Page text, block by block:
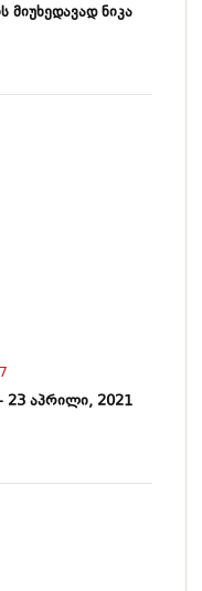
ნიკა
23 აპრილი, 2021